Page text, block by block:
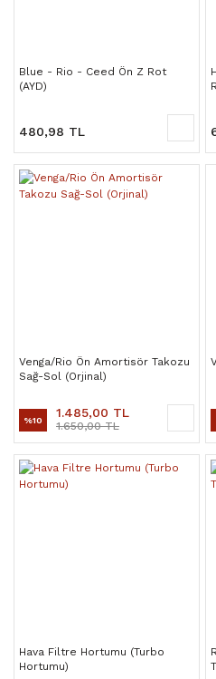
Blue - Rio - Ceed Ön Z Rot
(AYD)
480,98 TL
Venga/Rio Ön Amortisör Takozu
Sağ-Sol (Orjinal)
%10 1.485,00 TL
1.650,00 TL
Hava Filtre Hortumu (Turbo
Hortumu)